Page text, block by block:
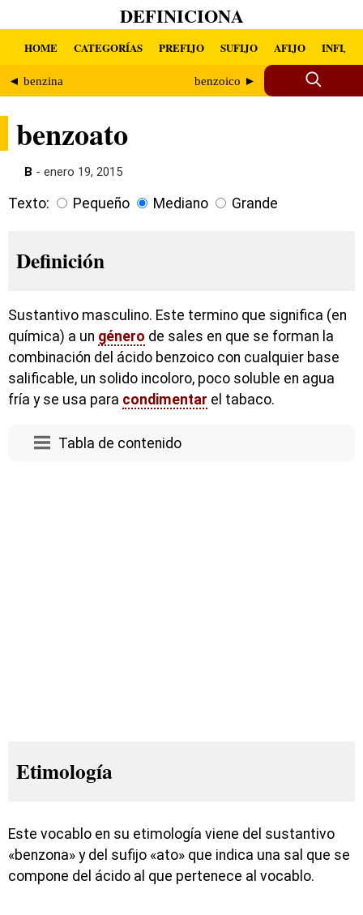
DEFINICIONA
HOME CATEGORÍAS PREFIJO SUFIJO AFIJO INFIJO
◄ benzina benzoico ►
benzoato
B - enero 19, 2015
Texto: Pequeño Mediano Grande
Definición
Sustantivo masculino. Este termino que significa (en
química) a un género de sales en que se forman la
combinación del ácido benzoico con cualquier base
salificable, un solido incoloro, poco soluble en agua
fría y se usa para condimentar el tabaco.
Tabla de contenido
Etimología
Este vocablo en su etimología viene del sustantivo
«benzona» y del sufijo «ato» que indica una sal que se
compone del ácido al que pertenece al vocablo.